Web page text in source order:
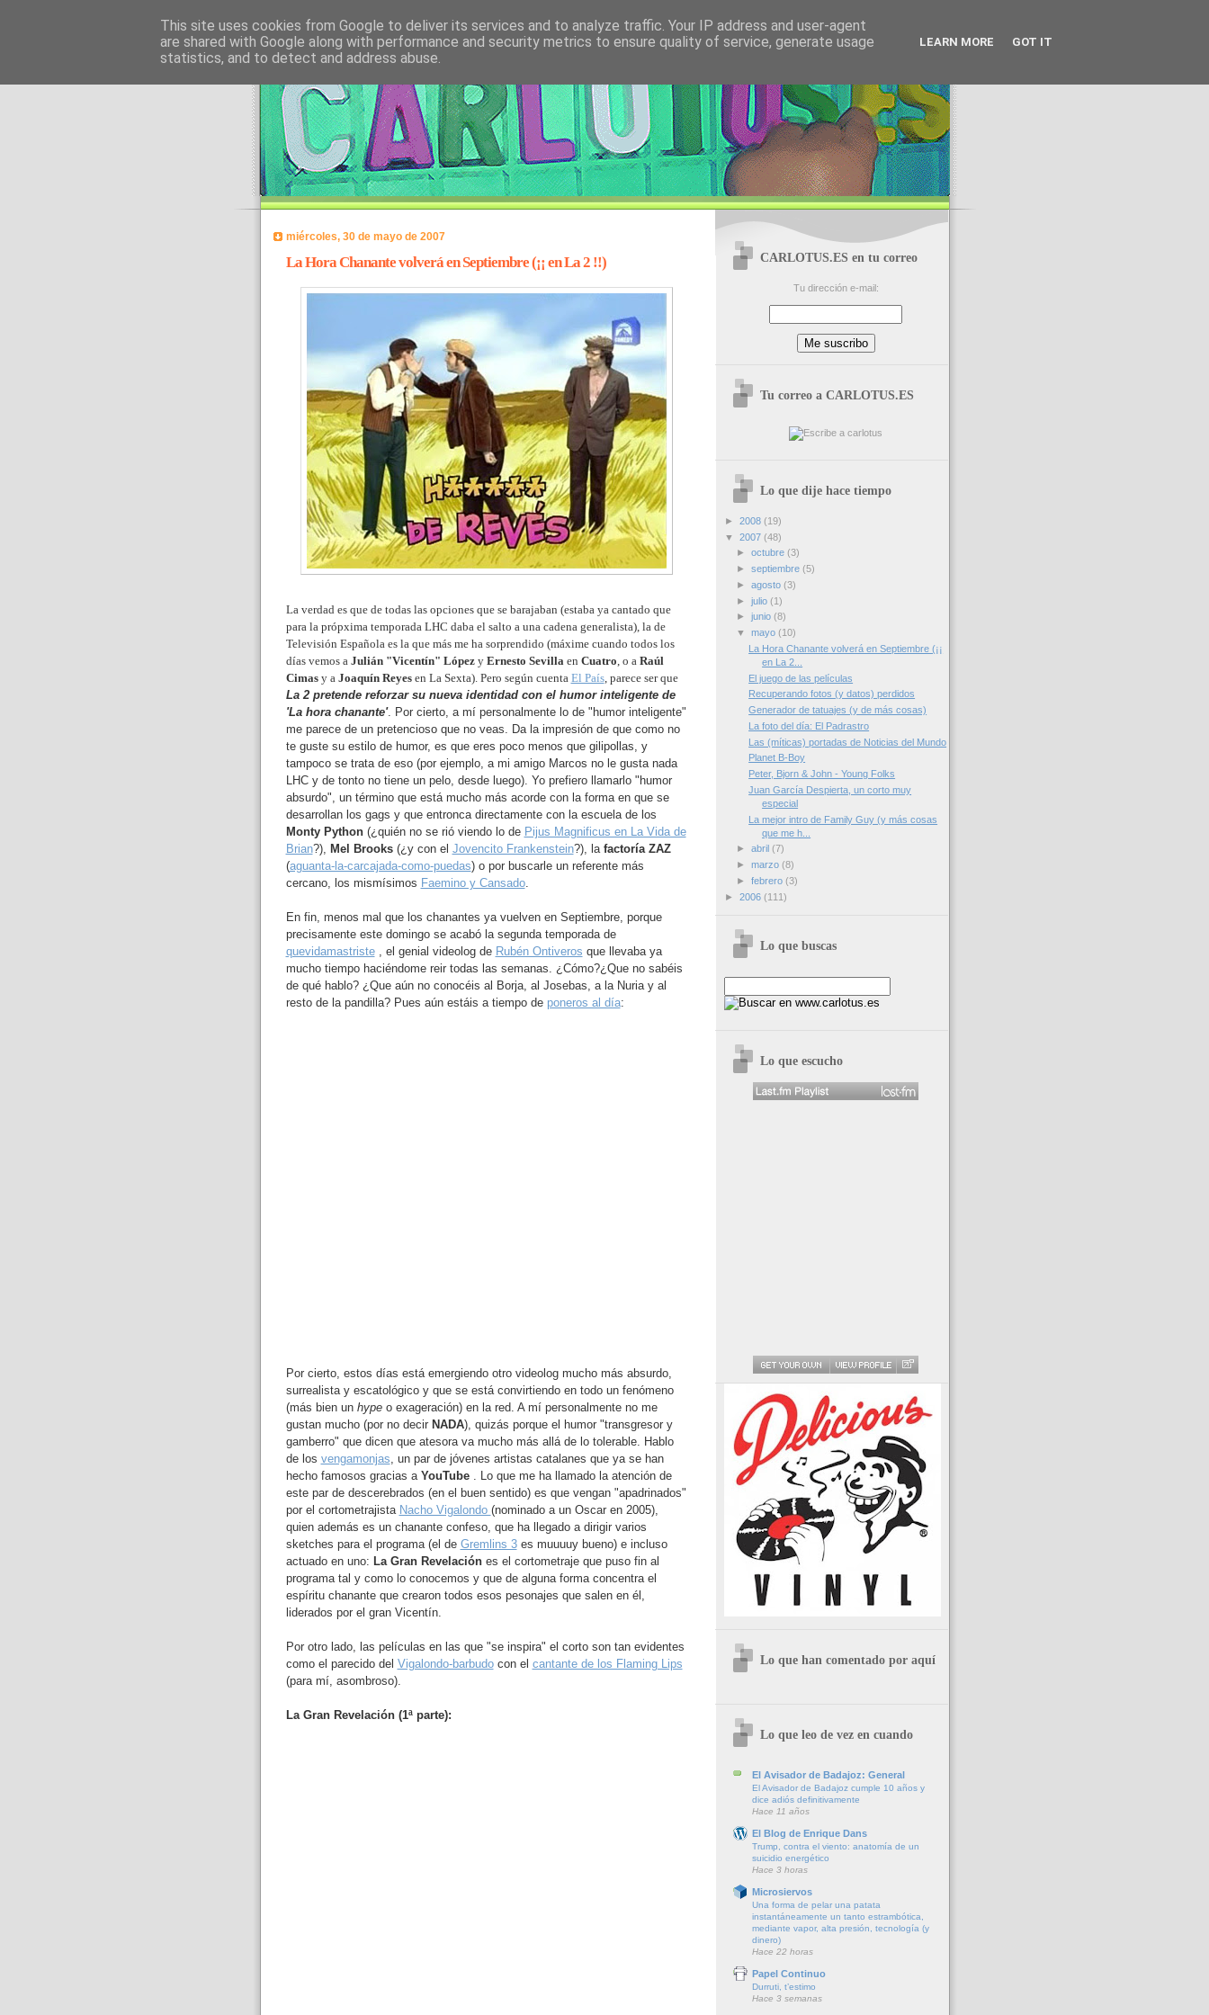
miércoles, 30 de mayo de 2007
La Hora Chanante volverá en Septiembre (¡¡ en La 2 !!)
La verdad es que de todas las opciones que se barajaban (estaba ya cantado que
para la própxima temporada LHC daba el salto a una cadena generalista), la de
Televisión Española es la que más me ha sorprendido (máxime cuando todos los
días vemos a Julián "Vicentín" Lópezy Ernesto Sevilla en Cuatro , o a Raúl
Cimasy a Joaquín Reyesen La Sexta). Pero según cuenta El País, parece ser que
La 2 pretende reforzar su nueva identidad con el humor inteligente de
'La hora chanante'. Por cierto, a mí personalmente lo de "humor inteligente"
me parece de un pretencioso que no veas. Da la impresión de que como no
te guste su estilo de humor, es que eres poco menos que gilipollas, y
tampoco se trata de eso (por ejemplo, a mi amigo Marcos no le gusta nada
LHC y de tonto no tiene un pelo, desde luego). Yo prefiero llamarlo "humor
absurdo", un término que está mucho más acorde con la forma en que se
desarrollan los gags y que entronca directamente con la escuela de los
Monty Python(¿quién no se rió viendo lo de Pijus Magnificus en La Vida de
Brian?), Mel Brooks(¿y con el Jovencito Frankenstein?), la factoría ZAZ
(aguanta-la-carcajada-como-puedas) o por buscarle un referente más
cercano, los mismísimos Faemino y Cansado.
En fin, menos mal que los chanantes ya vuelven en Septiembre, porque
precisamente este domingo se acabó la segunda temporada de
quevidamastriste, el genial videolog de Rubén Ontiveros que llevaba ya
mucho tiempo haciéndome reir todas las semanas. ¿Cómo?¿Que no sabéis
de qué hablo? ¿Que aún no conocéis al Borja, al Josebas, a la Nuria y al
resto de la pandilla? Pues aún estáis a tiempo de poneros al día:
Por cierto, estos días está emergiendo otro videolog mucho más absurdo,
surrealista y escatológico y que se está convirtiendo en todo un fenómeno
(más bien un hypeo exageración) en la red. A mí personalmente no me
gustan mucho (por no decir NADA), quizás porque el humor "transgresor y
gamberro" que dicen que atesora va mucho más allá de lo tolerable. Hablo
de los vengamonjas , un par de jóvenes artistas catalanes que ya se han
hecho famosos gracias a YouTube. Lo que me ha llamado la atención de
este par de descerebrados (en el buen sentido) es que vengan "apadrinados"
por el cortometrajista Nacho Vigalondo (nominado a un Oscar en 2005),
quien además es un chanante confeso, que ha llegado a dirigir varios
sketches para el programa (el de Gremlins 3es muuuuy bueno) e incluso
actuado en uno: La Gran Revelaciónes el cortometraje que puso fin al
programa tal y como lo conocemos y que de alguna forma concentra el
espíritu chanante que crearon todos esos pesonajes que salen en él,
liderados por el gran Vicentín.
Por otro lado, las películas en las que "se inspira" el corto son tan evidentes
como el parecido del Vigalondo-barbudocon el cantante de los Flaming Lips
(para mí, asombroso).
La Gran Revelación (1ª parte):
CARLOTUS.ES en tu correo
Tu dirección e-mail:
Tu correo a CARLOTUS.ES
Lo que dije hace tiempo
► 2008 (19)
▼ 2007 (48)
► octubre (3)
► septiembre (5)
► agosto (3)
► julio (1)
► junio (8)
▼ mayo (10)
La Hora Chanante volverá en Septiembre (¡¡
en La 2...
El juego de las películas
Recuperando fotos (y datos) perdidos
Generador de tatuajes (y de más cosas)
La foto del día: El Padrastro
Las (míticas) portadas de Noticias del Mundo
Planet B-Boy
Peter, Bjorn & John - Young Folks
Juan García Despierta, un corto muy
especial
La mejor intro de Family Guy (y más cosas
que me h...
► abril (7)
► marzo (8)
► febrero (3)
► 2006 (111)
Lo que buscas
Lo que escucho
Lo que han comentado por aquí
Lo que leo de vez en cuando
El Avisador de Badajoz: General
El Avisador de Badajoz cumple 10 años y
dice adiós definitivamente
Hace 11 años
El Blog de Enrique Dans
Trump, contra el viento: anatomía de un
suicidio energético
Hace 3 horas
Microsiervos
Una forma de pelar una patata
instantáneamente un tanto estrambótica,
mediante vapor, alta presión, tecnología (y
dinero)
Hace 22 horas
Papel Continuo
Durruti, t’estimo
Hace 3 semanas
This site uses cookies from Google to deliver its services and to analyze traffic. Your IP address and user-agent
are shared with Google along with performance and security metrics to ensure quality of service, generate usage
statistics, and to detect and address abuse.
LEARN MORE GOT IT